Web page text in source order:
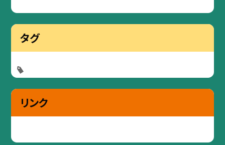
タグ
リンク